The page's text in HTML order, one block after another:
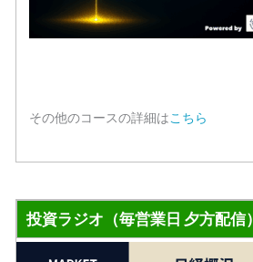
その他のコースの詳細はこちら
投資ラジオ（毎営業日 夕方配信）